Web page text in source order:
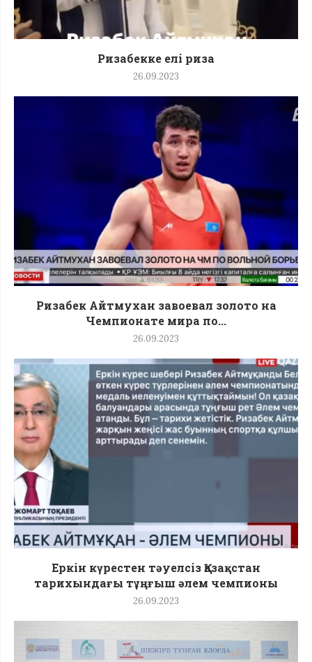
Ризабекке елі риза
26.09.2023
Ризабек Айтмухан завоевал золото на
Чемпионате мира по...
26.09.2023
Еркін күрестен тәуелсіз Қазақстан
тарихындағы тұңғыш әлем чемпионы
26.09.2023